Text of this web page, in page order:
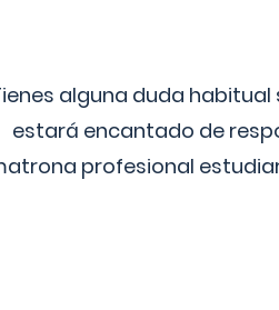
alguna duda
estará encantado de
profesional